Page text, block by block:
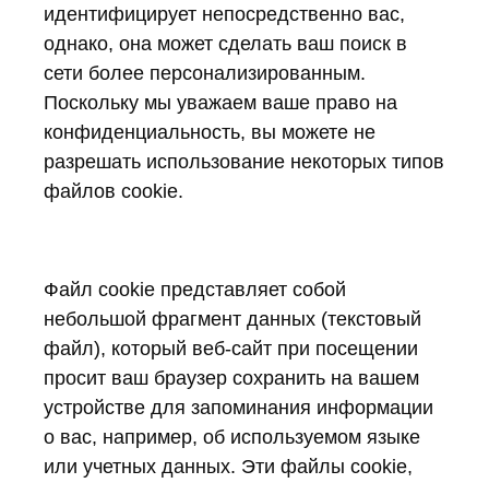
идентифицирует непосредственно вас,
однако, она может сделать ваш поиск в
сети более персонализированным.
Поскольку мы уважаем ваше право на
конфиденциальность, вы можете не
разрешать использование некоторых типов
файлов cookie.
Файл cookie представляет собой
небольшой фрагмент данных (текстовый
файл), который веб-сайт при посещении
просит ваш браузер сохранить на вашем
устройстве для запоминания информации
о вас, например, об используемом языке
или учетных данных. Эти файлы cookie,